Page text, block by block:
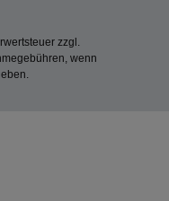
zzgl.
wenn